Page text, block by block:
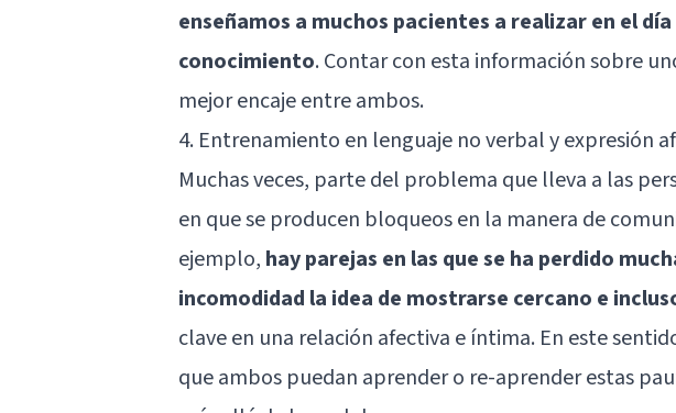
enseñamos a muchos pacientes a realizar en el
conocimiento. Contar con esta información sobre
mejor encaje entre ambos.
4. Entrenamiento en lenguaje no verbal y expresión
Muchas veces, parte del problema que lleva a las
en que se producen bloqueos en la manera de
ejemplo, hay parejas en las que se ha perdido
incomodidad la idea de mostrarse cercano e
clave en una relación afectiva e íntima. En este
que ambos puedan aprender o re-aprender estas